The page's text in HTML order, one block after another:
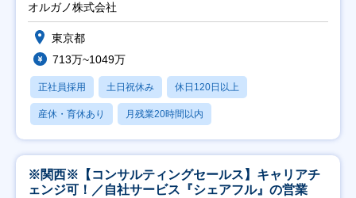
オルガノ株式会社
東京都
713万~1049万
正社員採用 土日祝休み 休日120日以上
産休・育休あり 月残業20時間以内
※関西※【コンサルティングセールス】キャリアチ
ェンジ可！／自社サービス『シェアフル』の営業